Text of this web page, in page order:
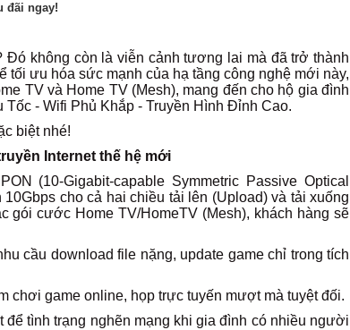
đãi ngay!
Đó không còn là viễn cảnh tương lai mà đã trở thành
ưu hóa sức mạnh của hạ tầng công nghệ mới này,
TV và Home TV (Mesh), mang đến cho hộ gia đình
- Wifi Phủ Khắp - Truyền Hình Đỉnh Cao.
biệt nhé!
Internet thế hệ mới
(10-Gigabit-capable Symmetric Passive Optical
cho cả hai chiều tải lên (Upload) và tải xuống
gói cước Home TV/HomeTV (Mesh), khách hàng sẽ
cầu download file nặng, update game chỉ trong tích
chơi game online, họp trực tuyến mượt mà tuyệt đối.
để tình trạng nghẽn mạng khi gia đình có nhiều người